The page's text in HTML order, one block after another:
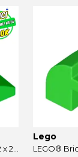
Lego